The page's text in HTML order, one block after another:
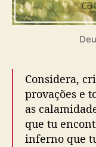
Considera,
provações e
as
que tu
inferno que